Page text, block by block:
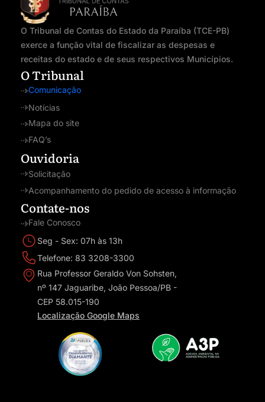
O Tribunal de Contas do Estado da Paraíba (TCE-PB)
exerce a função vital de fiscalizar as despesas e
receitas do estado e de seus respectivos Municípios.
O Tribunal
Comunicação
Notícias
Mapa do site
FAQ’s
Ouvidoria
Solicitação
Acompanhamento do pedido de acesso à informação
Contate-nos
Fale Conosco
Seg - Sex: 07h às 13h
Telefone: 83 3208-3300
Rua Professor Geraldo Von Sohsten,
nº 147 Jaguaribe, João Pessoa/PB -
CEP 58.015-190
Localização Google Maps